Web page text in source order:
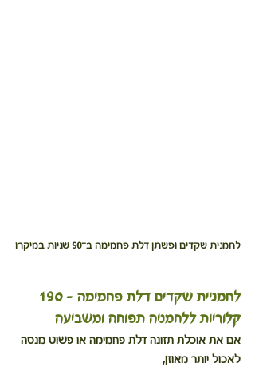
לחמנית שקדים ופשתן דלת פחמימה ב־90 שניות במיקרו
קלוריות ללחמניה תפוחה ומשביעה
אם את אוכלת תזונה דלת פחמימה או פשוט מנסה
לאכול יותר מאוזן,